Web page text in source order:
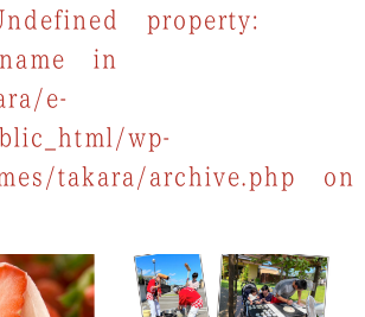
property:
in
e-
wp-
takara/archive.php on